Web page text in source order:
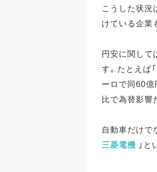
こうした状況
けている企業
円安に関して
す。たとえば「
ーロで同60億
比で為替影響
自動車だけで
三菱電機 」